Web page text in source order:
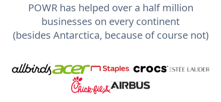
POWR has helped over a half million
businesses on every continent
(besides Antarctica, because of course not)